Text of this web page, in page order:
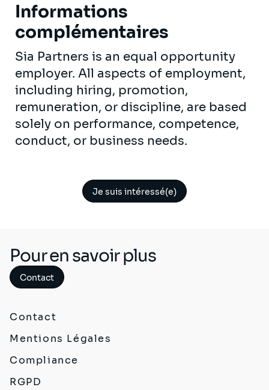
Informations
complémentaires
Sia Partners is an equal opportunity
employer. All aspects of employment,
including hiring, promotion,
remuneration, or discipline, are based
solely on performance, competence,
conduct, or business needs.
Je suis intéressé(e)
Pour en savoir plus
Contact
Contact
Mentions Légales
Compliance
RGPD